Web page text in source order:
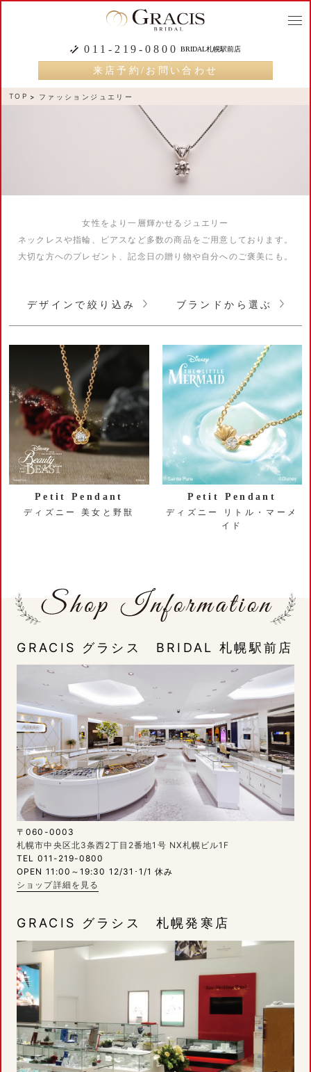
011-219-0800 BRIDAL札幌駅前店
来店予約/お問い合わせ
TOP ファッションジュエリー
女性をより一層輝かせるジュエリー
ネックレスや指輪、ピアスなど多数の商品をご用意しております。
大切な方へのプレゼント、記念日の贈り物や自分へのご褒美にも。
デザインで絞り込み ブランドから選ぶ
Petit Pendant
ディズニー 美女と野獣
Petit Pendant
ディズニー リトル・マーメ
イド
GRACIS グラシス BRIDAL 札幌駅前店
〒060-0003
札幌市中央区北3条西2丁目2番地1号 NX札幌ビル1F
TEL 011-219-0800
OPEN 11:00～19:30 12/31･1/1 休み
ショップ詳細を見る
GRACIS グラシス 札幌発寒店